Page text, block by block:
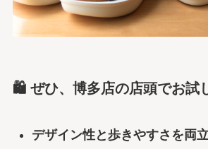
🛍️ ぜひ、博多店の店頭でお試
デザイン性と歩きやすさを両